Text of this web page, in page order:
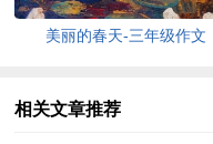
美丽的春天-三年级作文
相关文章推荐